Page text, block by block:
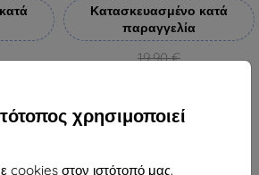
χρησιμοποιεί
cookies στον ιστότοπό μας.
Κατασκευασμένο κατά
παραγγελία
19,90 €
Διαθέσιμο 3 τεμ